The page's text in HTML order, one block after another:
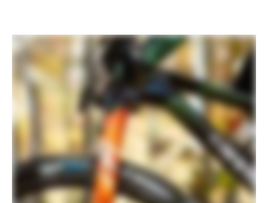
integrated bar/stem, internal cable
routing, 5° upsweep, 8° backsweep,
760mm width, -6° stem, 1-1/8" clamp
Stem
SystemBar XC-One Flat, carbon
RockShox Smooth Silicone
Prologo Dimension NDR, Tirox rails
Seatpost
Fox Transfer SL Performance Elite, 31.6,
125mm (S), 150mm (M-XL)
EXTRA
Extra 1 Tubeless valves, SRAM AXS charger